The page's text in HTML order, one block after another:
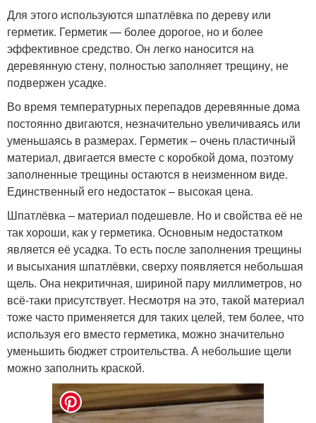
Для этого используются шпатлёвка по дереву или
герметик. Герметик — более дорогое, но и более
эффективное средство. Он легко наносится на
деревянную стену, полностью заполняет трещину, не
подвержен усадке.
Во время температурных перепадов деревянные дома
постоянно двигаются, незначительно увеличиваясь или
уменьшаясь в размерах. Герметик – очень пластичный
материал, двигается вместе с коробкой дома, поэтому
заполненные трещины остаются в неизменном виде.
Единственный его недостаток – высокая цена.
Шпатлёвка – материал подешевле. Но и свойства её не
так хороши, как у герметика. Основным недостатком
является её усадка. То есть после заполнения трещины
и высыхания шпатлёвки, сверху появляется небольшая
щель. Она некритичная, шириной пару миллиметров, но
всё-таки присутствует. Несмотря на это, такой материал
тоже часто применяется для таких целей, тем более, что
используя его вместо герметика, можно значительно
уменьшить бюджет строительства. А небольшие щели
можно заполнить краской.